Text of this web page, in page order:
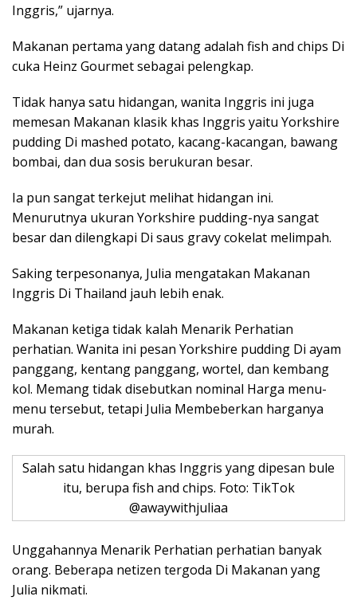
Inggris,” ujarnya.
Makanan pertama yang datang adalah fish and chips Di
cuka Heinz Gourmet sebagai pelengkap.
Tidak hanya satu hidangan, wanita Inggris ini juga
memesan Makanan klasik khas Inggris yaitu Yorkshire
pudding Di mashed potato, kacang-kacangan, bawang
bombai, dan dua sosis berukuran besar.
Ia pun sangat terkejut melihat hidangan ini.
Menurutnya ukuran Yorkshire pudding-nya sangat
besar dan dilengkapi Di saus gravy cokelat melimpah.
Saking terpesonanya, Julia mengatakan Makanan
Inggris Di Thailand jauh lebih enak.
Makanan ketiga tidak kalah Menarik Perhatian
perhatian. Wanita ini pesan Yorkshire pudding Di ayam
panggang, kentang panggang, wortel, dan kembang
kol. Memang tidak disebutkan nominal Harga menu-
menu tersebut, tetapi Julia Membeberkan harganya
murah.
Salah satu hidangan khas Inggris yang dipesan bule
itu, berupa fish and chips. Foto: TikTok
@awaywithjuliaa
Unggahannya Menarik Perhatian perhatian banyak
orang. Beberapa netizen tergoda Di Makanan yang
Julia nikmati.